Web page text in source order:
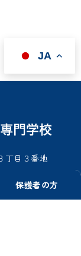
JA
保護者の方
丁目３番地